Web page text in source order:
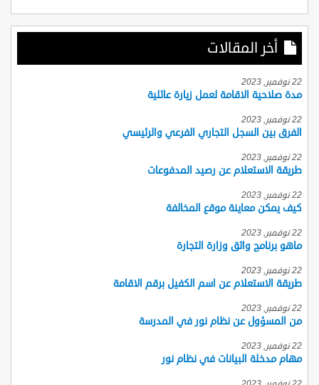
أخر المقالات
22 نوفمبر, 2023
مدة صلاحية الاقامة لعمل زيارة عائلية
22 نوفمبر, 2023
الفرق بين السجل التجاري الفرعي والرئيسي
22 نوفمبر, 2023
طريقة الاستعلام عن رصيد المدفوعات
22 نوفمبر, 2023
كيف يمكن معاينة موقع المخالفة
22 نوفمبر, 2023
ماهو برنامج واثق وزارة التجارة
22 نوفمبر, 2023
طريقة الاستعلام عن اسم الكفيل برقم الاقامة
22 نوفمبر, 2023
من المسؤول عن نظام نور في المدرسة
22 نوفمبر, 2023
مهام مدخلة البيانات في نظام نور